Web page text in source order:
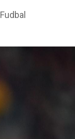
Fudbal